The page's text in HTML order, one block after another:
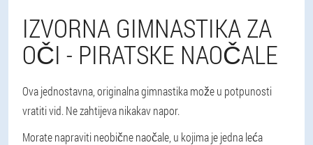
IZVORNA GIMNASTIKA ZA
OČI - PIRATSKE NAOČALE
Ova jednostavna, originalna gimnastika može u potpunosti
vratiti vid. Ne zahtijeva nikakav napor.
Morate napraviti neobične naočale, u kojima je jedna leća